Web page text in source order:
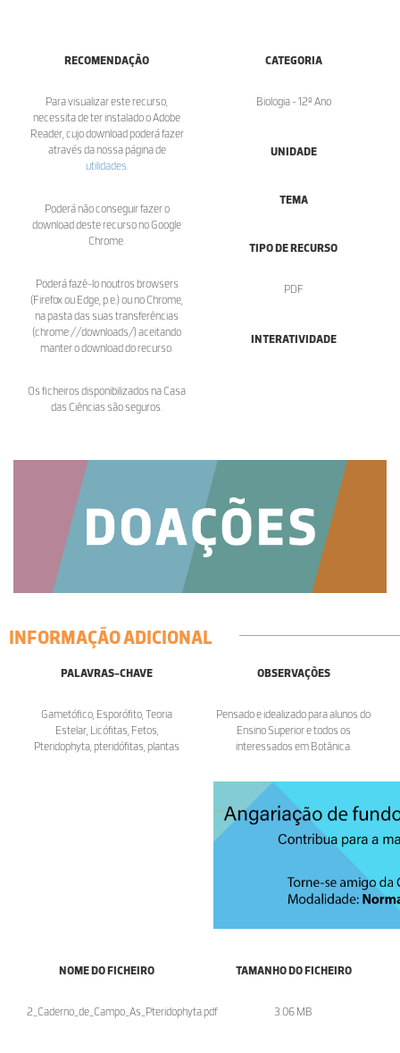
RECOMENDAÇÃO
Para visualizar este recurso,
necessita de ter instalado o Adobe
Reader, cujo download poderá fazer
através da nossa página de
utilidades.
Poderá não conseguir fazer o
download deste recurso no Google
Chrome.
Poderá fazê-lo noutros browsers
(Firefox ou Edge, p.e.) ou no Chrome,
na pasta das suas transferências
(chrome://downloads/) aceitando
manter o download do recurso.
Os ficheiros disponibilizados na Casa
das Ciências são seguros.
CATEGORIA
Biologia - 12º Ano
UNIDADE
TEMA
TIPO DE RECURSO
PDF
INTERATIVIDADE
INFORMAÇÃO ADICIONAL
PALAVRAS-CHAVE
Gametófico, Esporófito, Teoria
Estelar, Licófitas, Fetos,
Pteridophyta, pteridófitas, plantas
OBSERVAÇÕES
Pensado e idealizado para alunos do
Ensino Superior e todos os
interessados em Botânica.
NOME DO FICHEIRO
2_Caderno_de_Campo_As_Pteridophyta.pdf
TAMANHO DO FICHEIRO
3.06 MB